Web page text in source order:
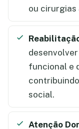
ou cirurgias
funcional e
social.
Atenção